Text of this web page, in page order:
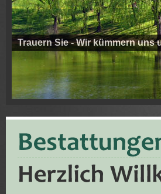
Trauern Sie - Wir kümmern uns